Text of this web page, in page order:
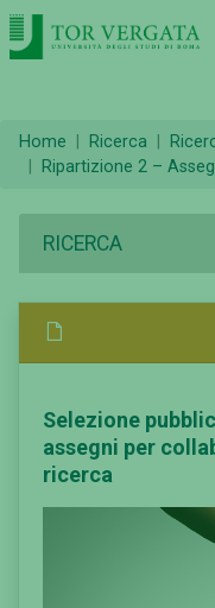
Home Ricerca
Ripartizione 2 –
RICERCA
Selezione
assegni per
ricerca